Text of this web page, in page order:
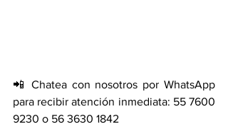
📲 Chatea con nosotros por WhatsApp
para recibir atención inmediata: 55 7600
9230 o 56 3630 1842